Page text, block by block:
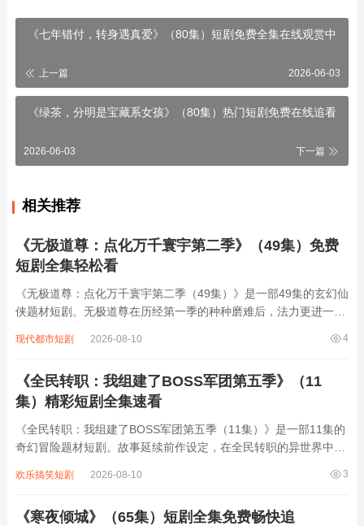
《七年错付，转身遇真爱》（80集）短剧免费全集在线观赏中
上一篇 2026-06-03
《绿茶，分明是宝藏系女孩》（80集）热门短剧免费在线追看
2026-06-03 下一篇
相关推荐
《无极道尊：点化万千寰宇第二季》（49集）免费
短剧全集轻松看
《无极道尊：点化万千寰宇第二季（49集）》是一部49集的玄幻仙
侠题材短剧。无极道尊在历经第一季的种种磨难后，法力更进一
自神秘黑暗势力的强大挑战，这些势力妄图打破寰宇平衡、统治一
4
现代都市短剧 2026-08-10
《全民转职：我组建了BOSS军团第五季》（11
集）精彩短剧全集速看
《全民转职：我组建了BOSS军团第五季（11集）》是一部11集的
奇幻冒险题材短剧。故事延续前作设定，在全民转职的异世界中，
团。第五季中，他带领军团深入禁忌之地，揭开上古神战的秘密，
3
欢乐搞笑短剧 2026-08-10
《寒夜倾城》（65集）短剧全集免费畅快追